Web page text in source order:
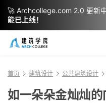
首页 建筑设计 公共建筑设计
如一朵朵金灿灿的
🚀 Archcollege.com 2.0 更新中
能已上线！